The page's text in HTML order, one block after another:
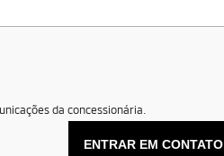
da concessionária.
ENTRAR EM CONTATO